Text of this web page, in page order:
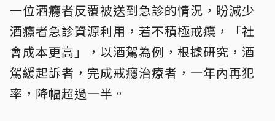
一位酒癮者反覆被送到急診的情況，盼減少
酒癮者急診資源利用，若不積極戒癮，「社
會成本更高」，以酒駕為例，根據研究，酒
駕緩起訴者，完成戒癮治療者，一年內再犯
率，降幅超過一半。